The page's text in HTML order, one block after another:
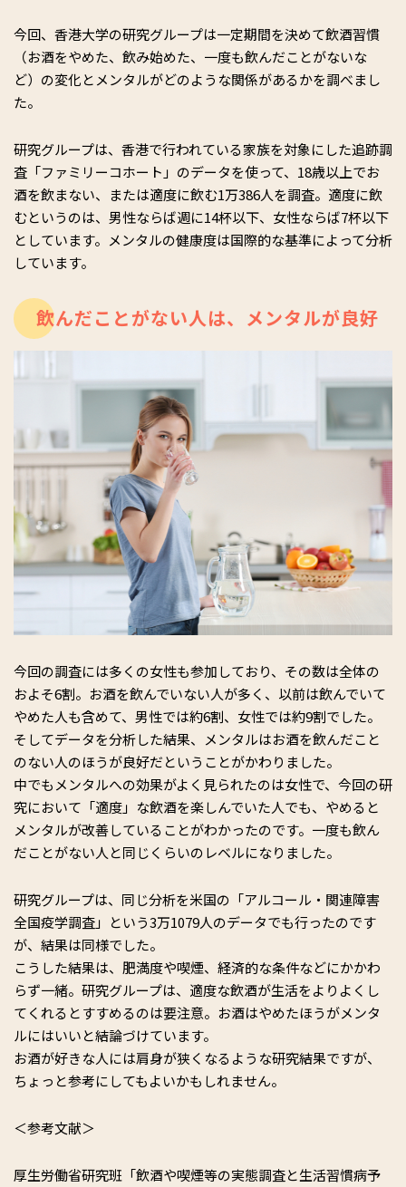
今回、香港大学の研究グループは一定期間を決めて飲酒習慣
（お酒をやめた、飲み始めた、一度も飲んだことがないな
ど）の変化とメンタルがどのような関係があるかを調べまし
た。
研究グループは、香港で行われている家族を対象にした追跡調
査「ファミリーコホート」のデータを使って、18歳以上でお
酒を飲まない、または適度に飲む1万386人を調査。適度に飲
むというのは、男性ならば週に14杯以下、女性ならば7杯以下
としています。メンタルの健康度は国際的な基準によって分析
しています。
飲んだことがない人は、メンタルが良好
今回の調査には多くの女性も参加しており、その数は全体の
およそ6割。お酒を飲んでいない人が多く、以前は飲んでいて
やめた人も含めて、男性では約6割、女性では約9割でした。
そしてデータを分析した結果、メンタルはお酒を飲んだこと
のない人のほうが良好だということがかわりました。
中でもメンタルへの効果がよく見られたのは女性で、今回の研
究において「適度」な飲酒を楽しんでいた人でも、やめると
メンタルが改善していることがわかったのです。一度も飲ん
だことがない人と同じくらいのレベルになりました。
研究グループは、同じ分析を米国の「アルコール・関連障害
全国疫学調査」という3万1079人のデータでも行ったのです
が、結果は同様でした。
こうした結果は、肥満度や喫煙、経済的な条件などにかかわ
らず一緒。研究グループは、適度な飲酒が生活をよりよくし
てくれるとすすめるのは要注意。お酒はやめたほうがメンタ
ルにはいいと結論づけています。
お酒が好きな人には肩身が狭くなるような研究結果ですが、
ちょっと参考にしてもよいかもしれません。
＜参考文献＞
厚生労働省研究班「飲酒や喫煙等の実態調査と生活習慣病予